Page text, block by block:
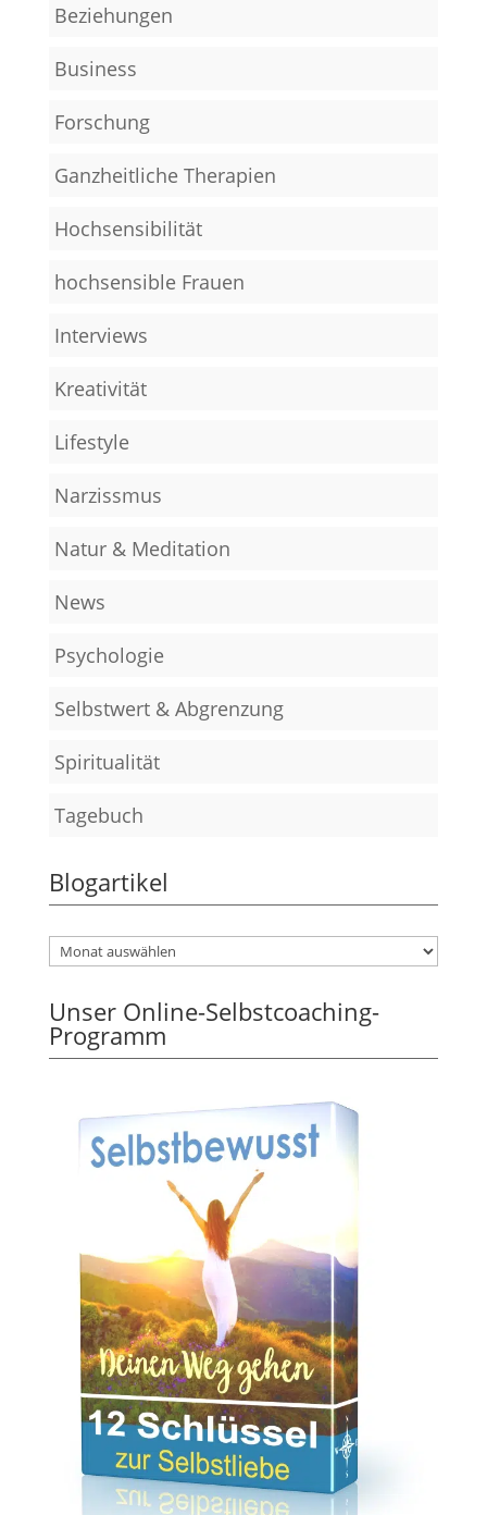
Beziehungen
Business
Forschung
Ganzheitliche Therapien
Hochsensibilität
hochsensible Frauen
Interviews
Kreativität
Lifestyle
Narzissmus
Natur & Meditation
News
Psychologie
Selbstwert & Abgrenzung
Spiritualität
Tagebuch
Blogartikel
Unser Online-Selbstcoaching-
Programm